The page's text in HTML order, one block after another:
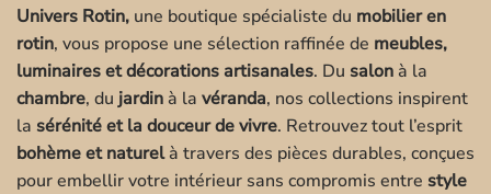
Univers Rotin, une boutique spécialiste du mobilier en
rotin, vous propose une sélection raffinée de meubles,
luminaires et décorations artisanales. Du salon à la
chambre, du jardin à la véranda, nos collections inspirent
la sérénité et la douceur de vivre. Retrouvez tout l’esprit
bohème et naturelà travers des pièces durables, conçues
pour embellir votre intérieur sans compromis entre style